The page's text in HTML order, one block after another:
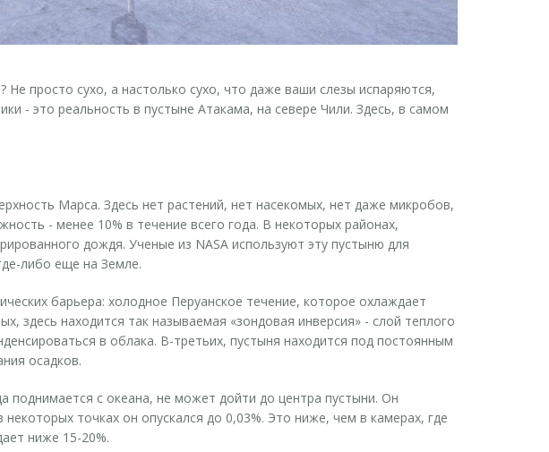
просто сухо, а настолько сухо, что даже ваши слезы испаряются,
- это реальность в пустыне Атакама, на севере Чили. Здесь, в самом
Марса. Здесь нет растений, нет насекомых, нет даже микробов,
- менее 10% в течение всего года. В некоторых районах,
дождя. Ученые из NASA используют эту пустыню для
либо еще на Земле.
барьера: холодное Перуанское течение, которое охлаждает
находится так называемая «зондовая инверсия» - слой теплого
в облака. В-третьих, пустыня находится под постоянным
осадков.
поднимается с океана, не может дойти до центра пустыни. Он
точках он опускался до 0,03%. Это ниже, чем в камерах, где
ниже 15-20%.